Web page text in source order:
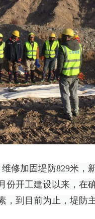
修加固堤防829米，
份开工建设以来，在
到目前为止，堤防